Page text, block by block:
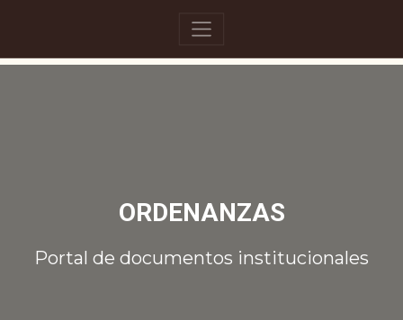
ORDENANZAS
Portal de documentos institucionales